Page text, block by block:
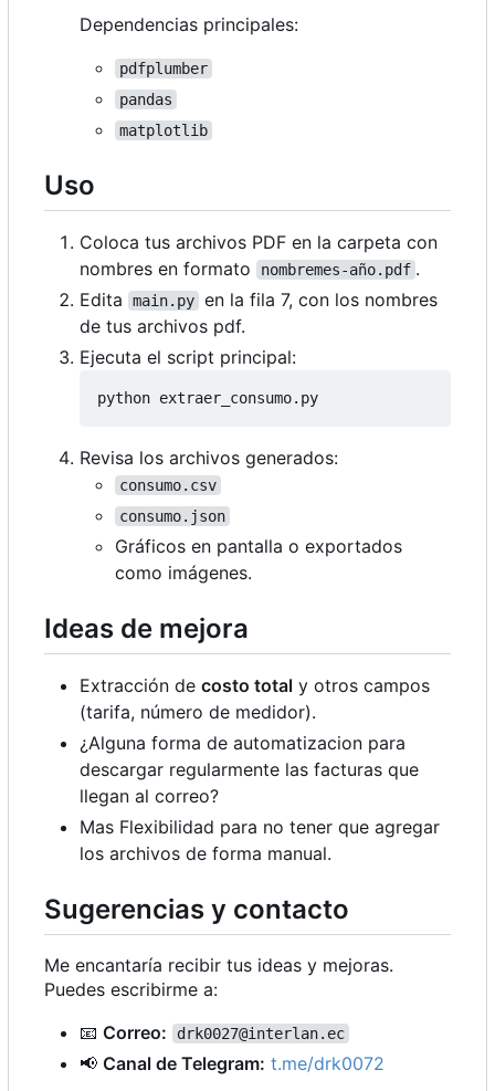
Dependencias principales:
pdfplumber
pandas
matplotlib
Uso
Coloca tus archivos PDF en la carpeta con
nombres en formato
nombremes-año.pdf .
Edita
main.py en la fila 7, con los nombres
de tus archivos pdf.
Ejecuta el script principal:
Revisa los archivos generados:
consumo.csv
consumo.json
Gráficos en pantalla o exportados
como imágenes.
Ideas de mejora
Extracción de costo total y otros campos
(tarifa, número de medidor).
¿Alguna forma de automatizacion para
descargar regularmente las facturas que
llegan al correo?
Mas Flexibilidad para no tener que agregar
los archivos de forma manual.
Sugerencias y contacto
Me encantaría recibir tus ideas y mejoras.
Puedes escribirme a:
📧 Correo: drk0027@interlan.ec
📢 Canal de Telegram: t.me/drk0072